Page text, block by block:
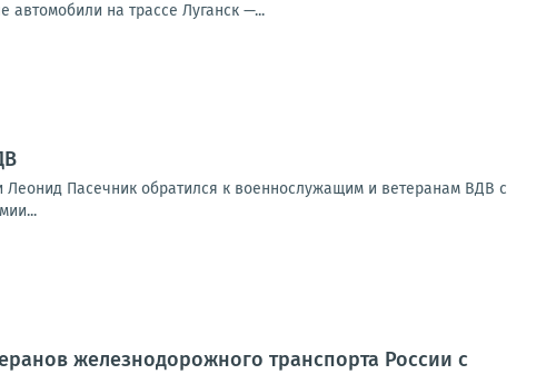
на трассе Луганск —...
Леонид Пасечник обратился к военнослужащим и ветеранам ВДВ с
железнодорожного транспорта России с